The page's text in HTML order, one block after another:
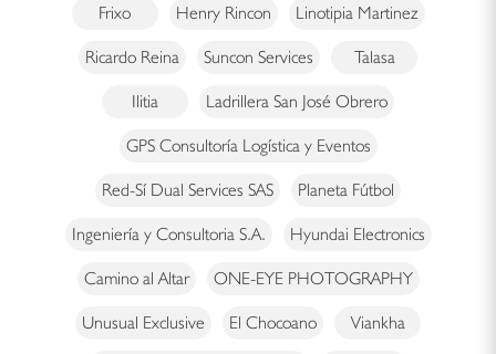
Frixo Henry Rincon Linotipia Martinez
Ricardo Reina Suncon Services Talasa
Ilitia Ladrillera San José Obrero
GPS Consultoría Logística y Eventos
Red-Sí Dual Services SAS Planeta Fútbol
Ingeniería y Consultoria S.A. Hyundai Electronics
Camino al Altar ONE-EYE PHOTOGRAPHY
Unusual Exclusive El Chocoano Viankha